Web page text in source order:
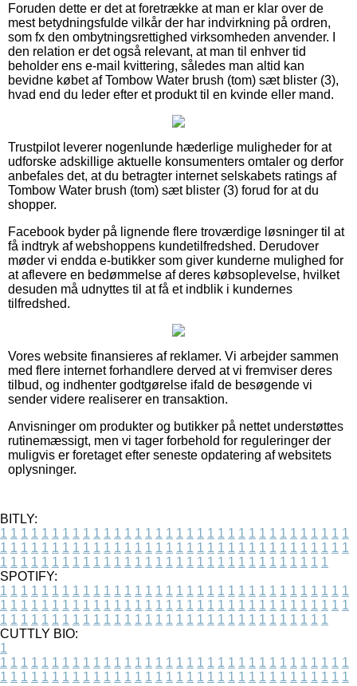
Foruden dette er det at foretrække at man er klar over de
mest betydningsfulde vilkår der har indvirkning på ordren,
som fx den ombytningsrettighed virksomheden anvender. I
den relation er det også relevant, at man til enhver tid
beholder ens e-mail kvittering, således man altid kan
bevidne købet af Tombow Water brush (tom) sæt blister (3),
hvad end du leder efter et produkt til en kvinde eller mand.
Trustpilot leverer nogenlunde hæderlige muligheder for at
udforske adskillige aktuelle konsumenters omtaler og derfor
anbefales det, at du betragter internet selskabets ratings af
Tombow Water brush (tom) sæt blister (3) forud for at du
shopper.
Facebook byder på lignende flere troværdige løsninger til at
få indtryk af webshoppens kundetilfredshed. Derudover
møder vi endda e-butikker som giver kunderne mulighed for
at aflevere en bedømmelse af deres købsoplevelse, hvilket
desuden må udnyttes til at få et indblik i kundernes
tilfredshed.
Vores website finansieres af reklamer. Vi arbejder sammen
med flere internet forhandlere derved at vi fremviser deres
tilbud, og indhenter godtgørelse ifald de besøgende vi
sender videre realiserer en transaktion.
Anvisninger om produkter og butikker på nettet understøttes
rutinemæssigt, men vi tager forbehold for reguleringer der
muligvis er foretaget efter seneste opdatering af websitets
oplysninger.
BITLY:
1 1 1 1 1 1 1 1 1 1 1 1 1 1 1 1 1 1 1 1 1 1 1 1 1 1 1 1 1 1 1 1 1 1
1 1 1 1 1 1 1 1 1 1 1 1 1 1 1 1 1 1 1 1 1 1 1 1 1 1 1 1 1 1 1 1 1 1
1 1 1 1 1 1 1 1 1 1 1 1 1 1 1 1 1 1 1 1 1 1 1 1 1 1 1 1 1 1 1 1
SPOTIFY:
1 1 1 1 1 1 1 1 1 1 1 1 1 1 1 1 1 1 1 1 1 1 1 1 1 1 1 1 1 1 1 1 1 1
1 1 1 1 1 1 1 1 1 1 1 1 1 1 1 1 1 1 1 1 1 1 1 1 1 1 1 1 1 1 1 1 1 1
1 1 1 1 1 1 1 1 1 1 1 1 1 1 1 1 1 1 1 1 1 1 1 1 1 1 1 1 1 1 1 1
CUTTLY BIO:
1
1 1 1 1 1 1 1 1 1 1 1 1 1 1 1 1 1 1 1 1 1 1 1 1 1 1 1 1 1 1 1 1 1 1
1 1 1 1 1 1 1 1 1 1 1 1 1 1 1 1 1 1 1 1 1 1 1 1 1 1 1 1 1 1 1 1 1 1